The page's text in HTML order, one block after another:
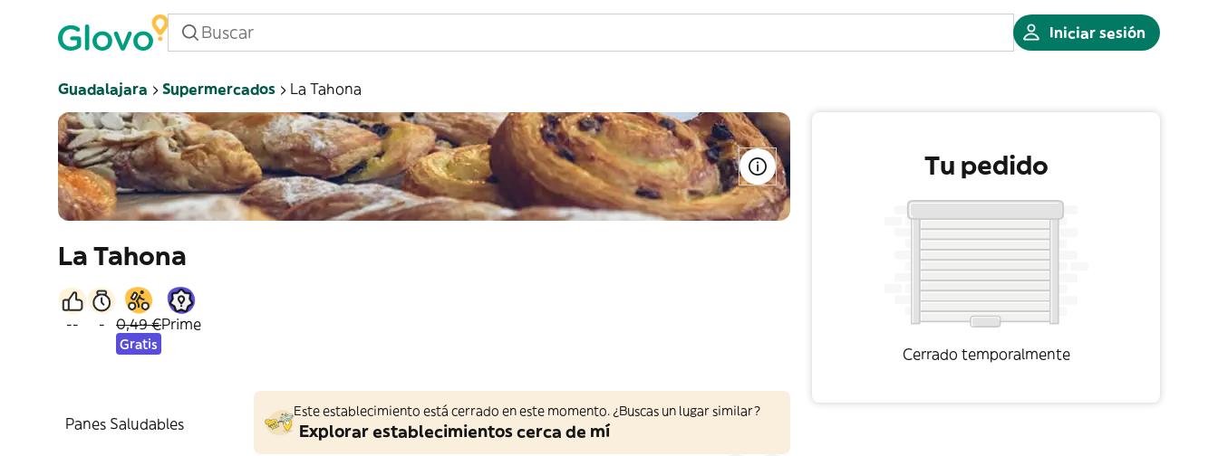
Iniciar sesión
Guadalajara Supermercados La Tahona
La Tahona
-- - 0,49 €
Gratis
Prime
Panes Saludables
Este establecimiento está cerrado en este momento. ¿Buscas un lugar similar?
Explorar establecimientos cerca de mí
Tu pedido
Cerrado temporalmente